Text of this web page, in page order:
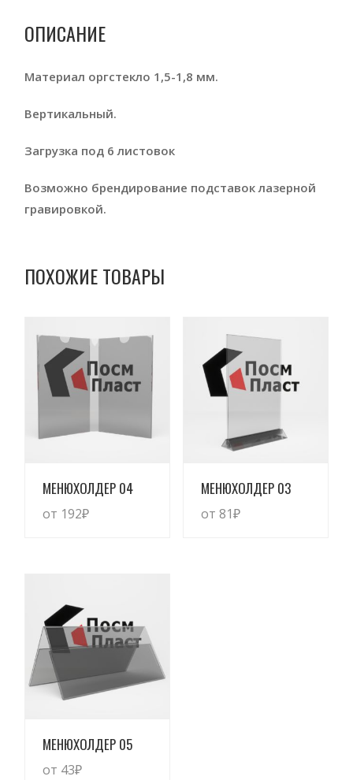
ОПИСАНИЕ
Материал оргстекло 1,5-1,8 мм.
Вертикальный.
Загрузка под 6 листовок
Возможно брендирование подставок лазерной
гравировкой.
ПОХОЖИЕ ТОВАРЫ
Просмотреть
МЕНЮХОЛДЕР 04
от 192₽
Просмотреть
МЕНЮХОЛДЕР 03
от 81₽
Просмотреть
МЕНЮХОЛДЕР 05
от 43₽